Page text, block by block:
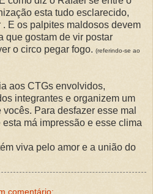
esta tudo esclarecido,
E os palpites maldosos devem
que gostam de vir postar
o circo pegar fogo. (referindo-se ao
aos CTGs envolvidos,
integrantes e organizem um
Para desfazer esse mal
má impressão e esse clima
viva pelo amor e a união do
comentário: